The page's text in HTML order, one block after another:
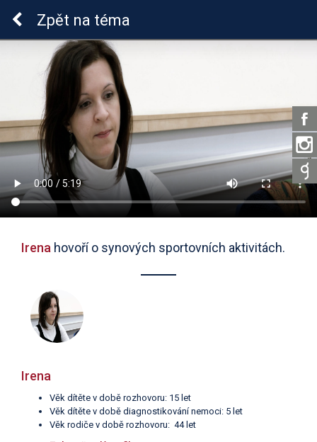
Epilepsie u dětí
Zpět na téma
Irena hovoří o synových sportovních aktivitách.
Irena
Věk dítěte v době rozhovoru: 15 let
Věk dítěte v době diagnostikování nemoci: 5 let
Věk rodiče v době rozhovoru: 44 let